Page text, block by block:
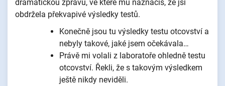
dramatickou zprávu, ve které mu naznačíš, že jsi
obdržela překvapivé výsledky testů.
Konečně jsou tu výsledky testu otcovství a
nebyly takové, jaké jsem očekávala…
Právě mi volali z laboratoře ohledně testu
otcovství. Řekli, že s takovým výsledkem
ještě nikdy neviděli.